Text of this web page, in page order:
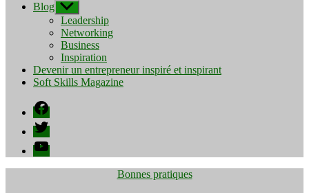
Blog Afficher
le
sous-
menu
Leadership
Networking
Business
Inspiration
Devenir un entrepreneur inspiré et inspirant
Soft Skills Magazine
Facebook
Twitter
YouTube
Catégories
Bonnes pratiques